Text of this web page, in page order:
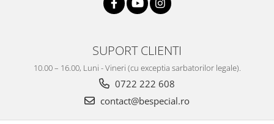
SUPORT CLIENTI
10.00 – 16.00, Luni - Vineri (cu exceptia sarbatorilor legale).
0722 222 608
contact@bespecial.ro